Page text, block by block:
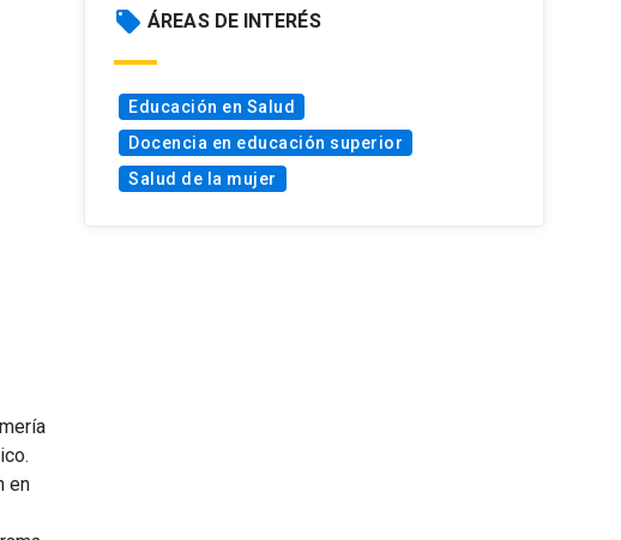
en
local_offer ÁREAS DE INTERÉS
Educación en Salud
Docencia en educación superior
Salud de la mujer